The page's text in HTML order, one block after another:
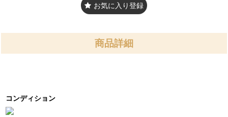
お気に入り登録
商品詳細
コンディション